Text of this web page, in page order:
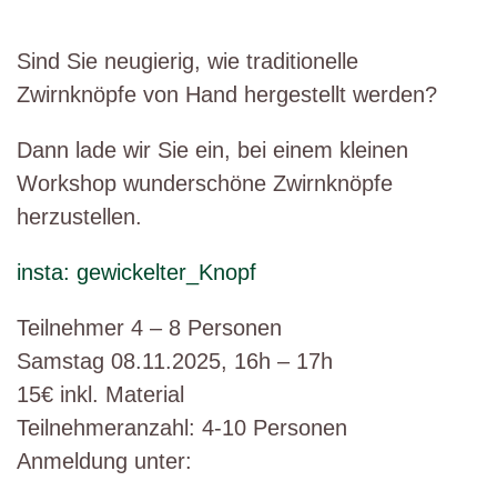
Sind Sie neugierig, wie traditionelle
Zwirnknöpfe von Hand hergestellt werden?
Dann lade wir Sie ein, bei einem kleinen
Workshop wunderschöne Zwirnknöpfe
herzustellen.
insta: gewickelter_Knopf
Teilnehmer 4 – 8 Personen
Samstag 08.11.2025, 16h – 17h
15€ inkl. Material
Teilnehmeranzahl: 4-10 Personen
Anmeldung unter: